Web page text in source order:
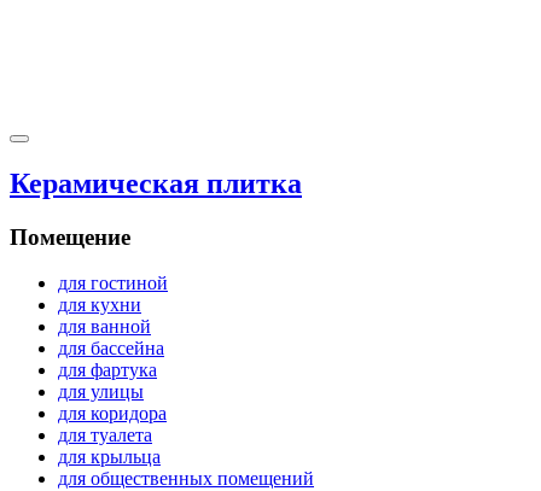
Керамическая плитка
Помещение
для гостиной
для кухни
для ванной
для бассейна
для фартука
для улицы
для коридора
для туалета
для крыльца
для общественных помещений